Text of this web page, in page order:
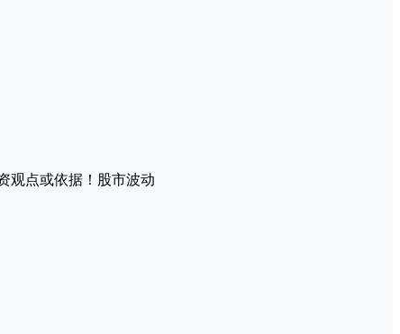
观点或依据！股市波动